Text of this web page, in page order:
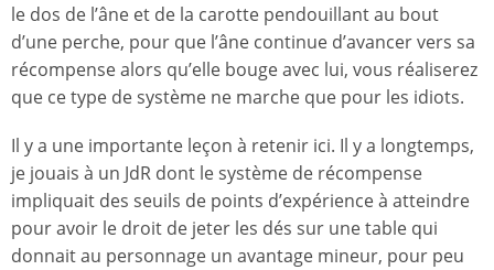
le dos de l’âne et de la carotte pendouillant au bout
d’une perche, pour que l’âne continue d’avancer vers sa
récompense alors qu’elle bouge avec lui, vous réaliserez
que ce type de système ne marche que pour les idiots.
Il y a une importante leçon à retenir ici. Il y a longtemps,
je jouais à un JdR dont le système de récompense
impliquait des seuils de points d’expérience à atteindre
pour avoir le droit de jeter les dés sur une table qui
donnait au personnage un avantage mineur, pour peu